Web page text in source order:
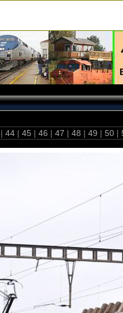
| 44 | 45 | 46 | 47 | 48 | 49 | 50 |